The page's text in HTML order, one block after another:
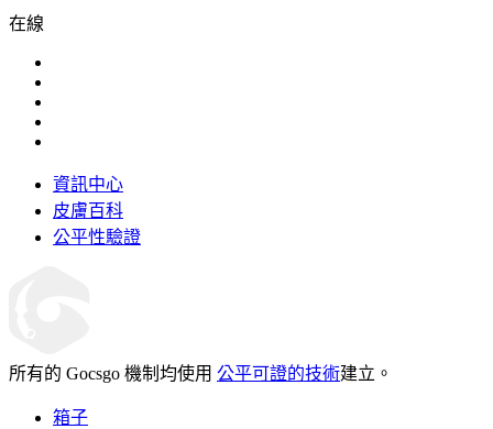
在線
資訊中心
皮膚百科
公平性驗證
所有的 Gocsgo 機制均使用 公平可證的技術建立。
箱子